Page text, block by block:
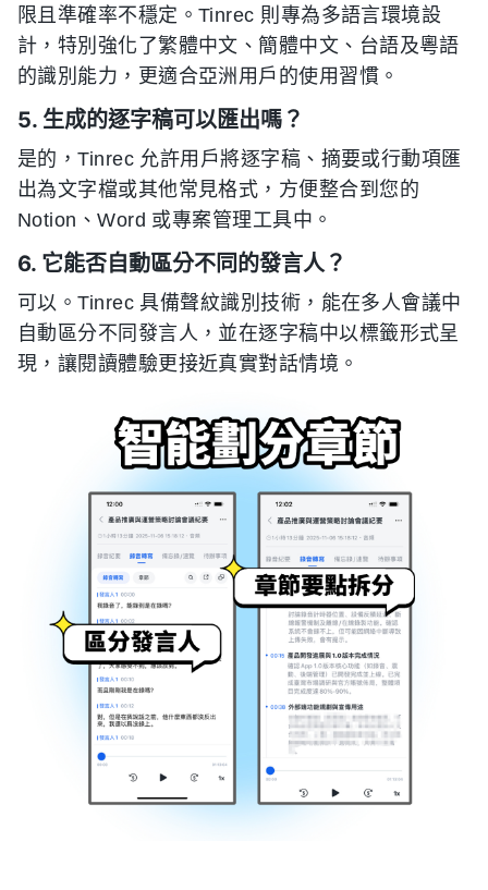
限且準確率不穩定。Tinrec 則專為多語言環境設
計，特別強化了繁體中文、簡體中文、台語及粵語
的識別能力，更適合亞洲用戶的使用習慣。
5. 生成的逐字稿可以匯出嗎？
是的，Tinrec 允許用戶將逐字稿、摘要或行動項匯
出為文字檔或其他常見格式，方便整合到您的
Notion、Word 或專案管理工具中。
6. 它能否自動區分不同的發言人？
可以。Tinrec 具備聲紋識別技術，能在多人會議中
自動區分不同發言人，並在逐字稿中以標籤形式呈
現，讓閱讀體驗更接近真實對話情境。